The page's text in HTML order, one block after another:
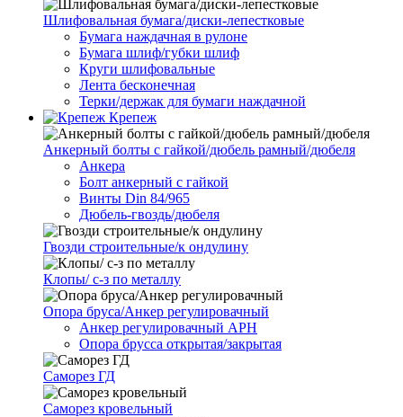
Шлифовальная бумага/диски-лепестковые
Бумага наждачная в рулоне
Бумага шлиф/губки шлиф
Круги шлифовальные
Лента бесконечная
Терки/держак для бумаги наждачной
Крепеж
Анкерный болты с гайкой/дюбель рамный/дюбеля
Анкера
Болт анкерный с гайкой
Винты Din 84/965
Дюбель-гвоздь/дюбеля
Гвозди строительные/к ондулину
Клопы/ с-з по металлу
Опора бруса/Анкер регулировачный
Анкер регулировачный АРН
Опора брусса открытая/закрытая
Саморез ГД
Саморез кровельный